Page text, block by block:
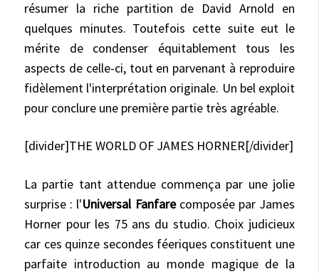
résumer la riche partition de David Arnold en
quelques minutes. Toutefois cette suite eut le
mérite de condenser équitablement tous les
aspects de celle-ci, tout en parvenant à reproduire
fidèlement l'interprétation originale. Un bel exploit
pour conclure une première partie très agréable.
[divider]THE WORLD OF JAMES HORNER[/divider]
La partie tant attendue commença par une jolie
surprise : l'Universal Fanfarecomposée par James
Horner pour les 75 ans du studio. Choix judicieux
car ces quinze secondes féeriques constituent une
parfaite introduction au monde magique de la